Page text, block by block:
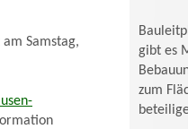
Samstag,
gibt es
zum